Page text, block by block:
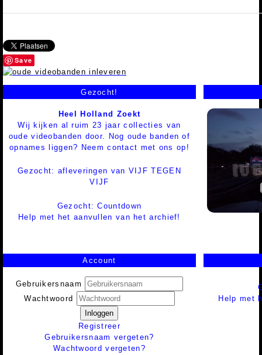
Save
Gezocht!
Heel Holland Zoekt
Wij kijken al ruim 23 jaar collecties van
oude videobanden door. Nog oude banden of
opnames liggen? Neem contact met ons op!
Gezocht: afleveringen van VIJF TEGEN
VIJF
Gezocht: Countdown
Help met het aanvullen van het archief!
Account
Gebruikersnaam
Wachtwoord
Inloggen
Registreer
Gebruikersnaam vergeten?
Wachtwoord vergeten?
Help met